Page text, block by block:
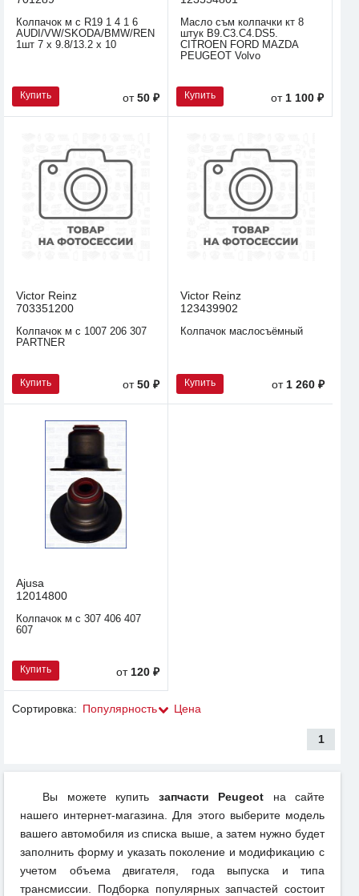
Колпачок м с R19 1 4 1 6
AUDI/VW/SKODA/BMW/RENAULT
1шт 7 x 9.8/13.2 x 10
Купить от50 ₽
Масло съм колпачки кт 8
штук B9.C3.C4.DS5.
CITROEN FORD MAZDA
PEUGEOT Volvo
Купить от 1 100 ₽
Victor Reinz
703351200
Колпачок м с 1007 206 307
PARTNER
Купить от50 ₽
Victor Reinz
123439902
Колпачок маслосъёмный
Купить от1 260 ₽
Ajusa
12014800
Колпачок м с 307 406 407
607
Купить от 120 ₽
Сортировка: Популярность Цена
1
Вы можете купить запчасти Peugeot на сайте
нашего интернет-магазина. Для этого выберите модель
вашего автомобиля из списка выше, а затем нужно будет
заполнить форму и указать поколение и модификацию с
учетом объема двигателя, года выпуска и типа
трансмиссии. Подборка популярных запчастей состоит